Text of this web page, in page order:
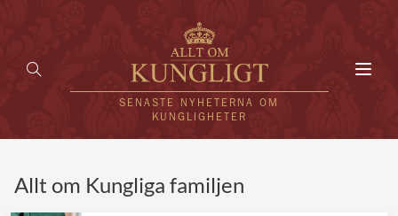
SENASTE NYHETERNA OM
KUNGLIGHETER
Allt om Kungliga familjen